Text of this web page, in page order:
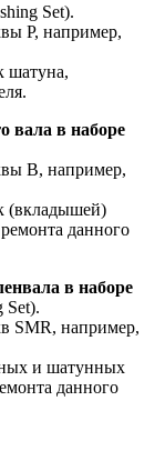
Set).
P, например,
шатуна,
вала в наборе
B, например,
(вкладышей)
данного
в наборе
Set).
SMR, например,
и шатунных
данного